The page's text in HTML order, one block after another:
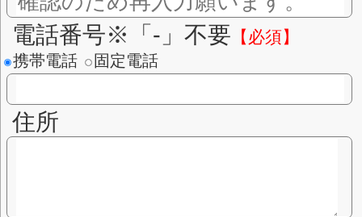
生年月日【必須】
年 月
メールアドレス